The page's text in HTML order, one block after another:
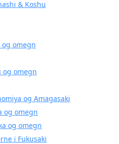
& Koshu
og omegn
og omegn
og Amagasaki
og omegn
og omegn
i Fukusaki